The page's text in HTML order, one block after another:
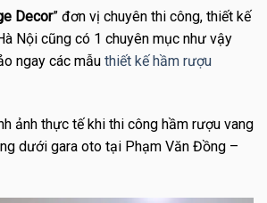
Decor” đơn vị chuyên thi công, thiết kế
Nội cũng có 1 chuyên mục như vậy
ngay các mẫu thiết kế hầm rượu
ảnh thực tế khi thi công hầm rượu vang
dưới gara oto tại Phạm Văn Đồng –